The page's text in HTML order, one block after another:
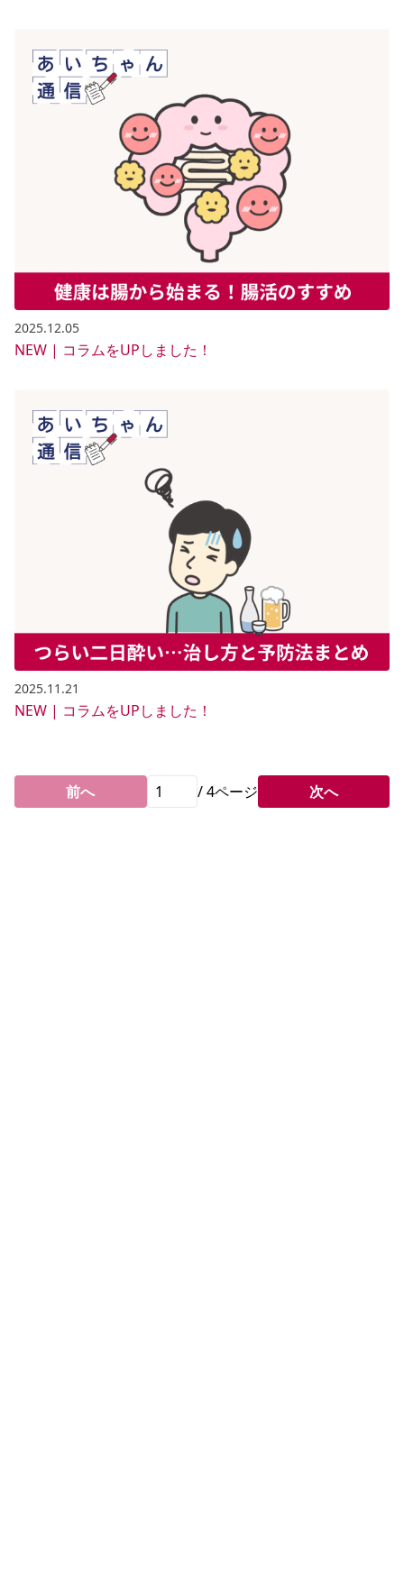
2025.12.05
NEW | コラムをUPしました！
2025.11.21
NEW | コラムをUPしました！
前へ /4ページ 次へ